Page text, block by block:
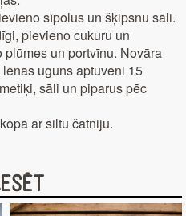
sīpolus un šķipsnu sāli.
pievieno cukuru un
un portvīnu. Novāra
uguns aptuveni 15
sāli un piparus pēc
ar siltu čatniju.